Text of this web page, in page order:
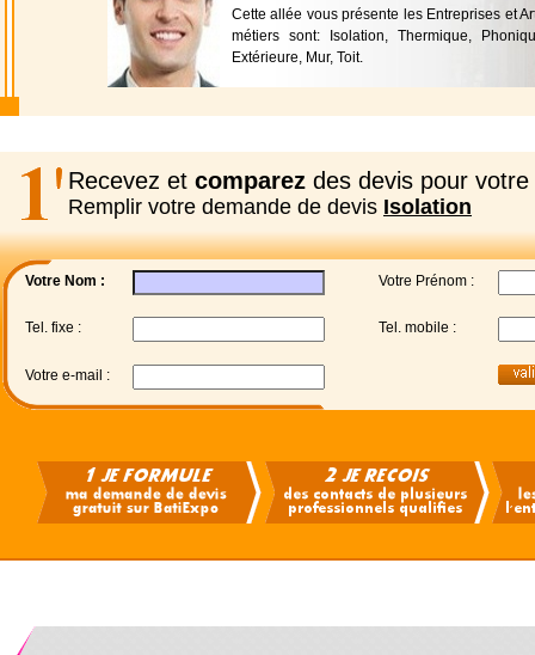
Cette allée vous présente les Entreprises et
métiers sont: Isolation, Thermique,
Extérieure, Mur, Toit.
Recevez et comparez des devis pour votre
Remplir votre demande de devis Isolation
Votre Nom : Votre Prénom :
Tel. fixe : Tel. mobile :
Votre e-mail :